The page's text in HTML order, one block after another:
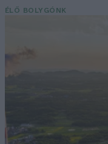
ÉLŐ BOLYGÓNK